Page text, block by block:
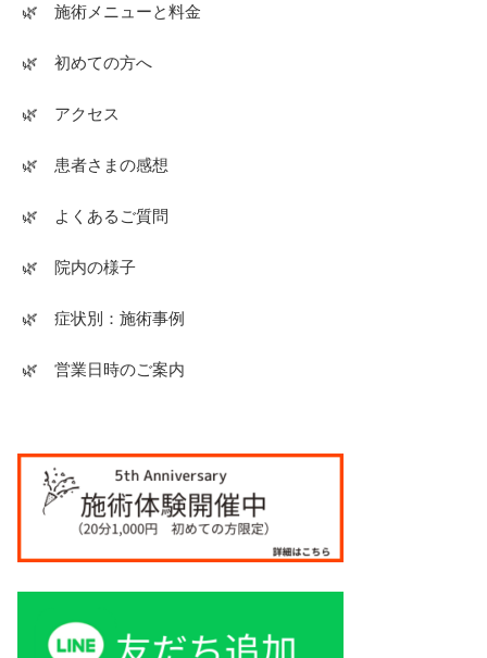
🌿 施術メニューと料金
🌿 初めての方へ
🌿 アクセス
🌿 患者さまの感想
🌿 よくあるご質問
🌿 院内の様子
🌿 症状別：施術事例
🌿 営業日時のご案内